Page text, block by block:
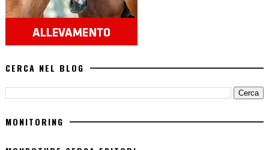
CERCA NEL BLOG
MONITORING